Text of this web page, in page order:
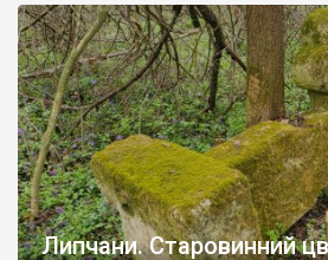
Липчани. Старовинний